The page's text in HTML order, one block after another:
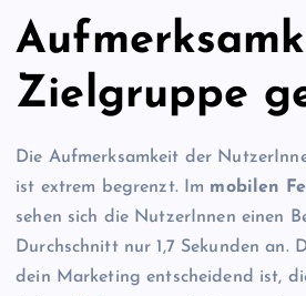
Zielgruppe
Die Aufmerksamkeit der
ist extrem begrenzt. Im mobilen
sehen sich die NutzerInnen einen
Durchschnitt nur 1,7 Sekunden an.
dein Marketing entscheidend ist,